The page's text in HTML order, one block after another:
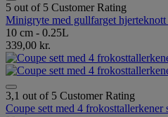
5 out of 5 Customer Rating
Minigryte med gullfarget hjerteknott
10 cm - 0.25L
339,00 kr.
3,1 out of 5 Customer Rating
Coupe sett med 4 frokosttallerkener